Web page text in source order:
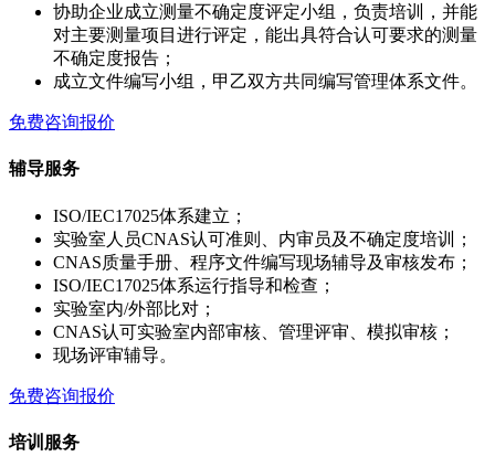
协助企业成立测量不确定度评定小组，负责培训，并能
对主要测量项目进行评定，能出具符合认可要求的测量
不确定度报告；
成立文件编写小组，甲乙双方共同编写管理体系文件。
免费咨询报价
辅导服务
ISO/IEC17025体系建立；
实验室人员CNAS认可准则、内审员及不确定度培训；
CNAS质量手册、程序文件编写现场辅导及审核发布；
ISO/IEC17025体系运行指导和检查；
实验室内/外部比对；
CNAS认可实验室内部审核、管理评审、模拟审核；
现场评审辅导。
免费咨询报价
培训服务